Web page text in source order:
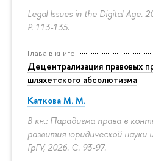
Legal Issues in the Digital Age.
P. 113-135.
Глава в книге
Децентрализация правовых
шляхетского абсолютизма
Каткова М. М.
В кн.: Парадигма права в
развития юридической науки
ГрГУ, 2026. С. 93-97.